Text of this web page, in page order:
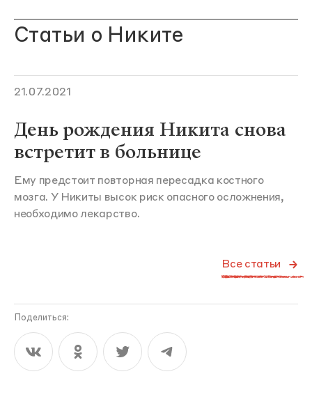
Статьи о Никите
21.07.2021
День рождения Никита снова
встретит в больнице
Ему предстоит повторная пересадка костного
мозга. У Никиты высок риск опасного осложнения,
необходимо лекарство.
Все статьи
Поделиться: